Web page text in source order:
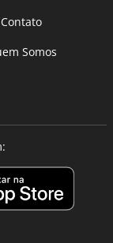
Contato
Somos